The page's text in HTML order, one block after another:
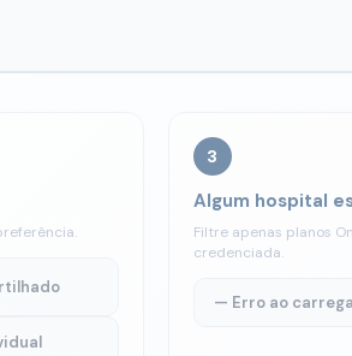
3
Algum hospital
Filtre apenas planos
credenciada.